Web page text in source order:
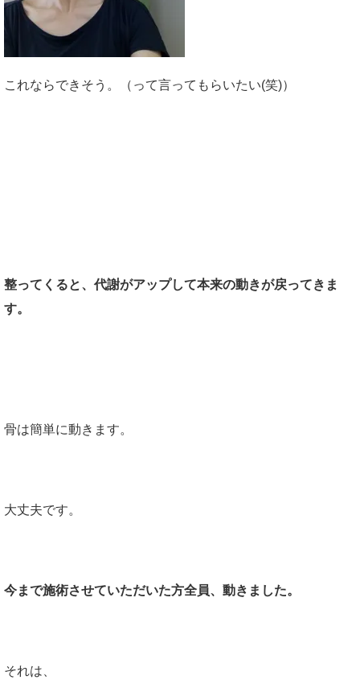
これならできそう。（って言ってもらいたい(笑)）
整ってくると、代謝がアップして本来の動きが戻ってきま
す。
骨は簡単に動きます。
大丈夫です。
今まで施術させていただいた方全員、動きました。
それは、